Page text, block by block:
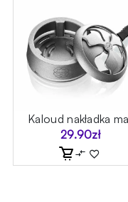
Kaloud nakładka
29.90zł